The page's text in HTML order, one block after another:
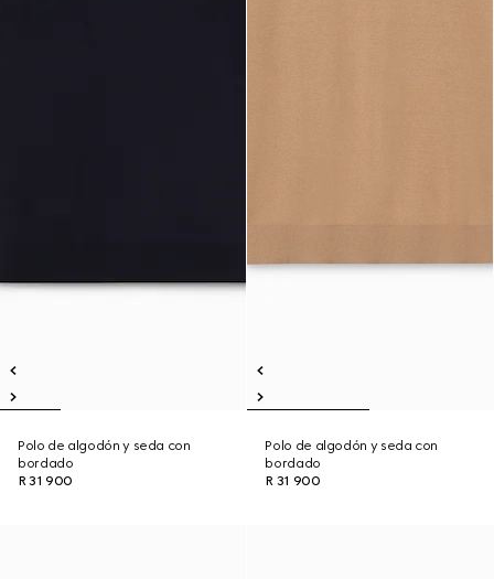
Polo de algodón y seda con
bordado
R 31 900
Polo de algodón y seda con
bordado
R 31 900